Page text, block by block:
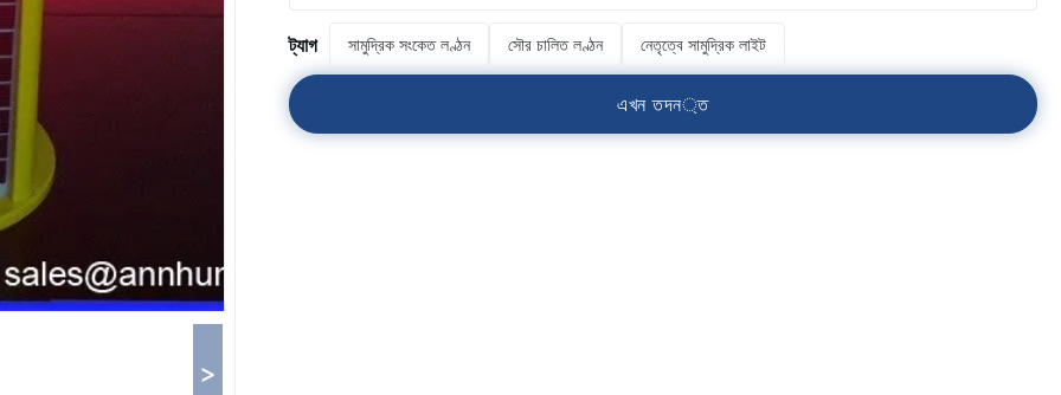
>
ট্যাগ সামুদ্রিক সংকেত লণ্ঠন সৌর চালিত লণ্ঠন নেতৃত্বে সামুদ্রিক লাইট
এখন তদন্ত